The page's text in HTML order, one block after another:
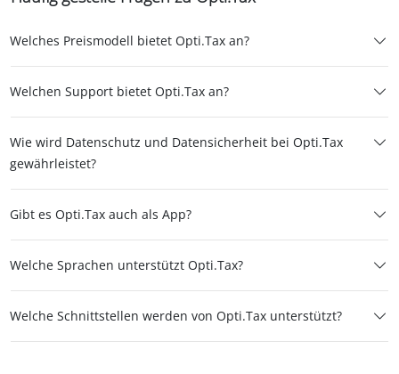
Welches Preismodell bietet Opti.Tax an?
Welchen Support bietet Opti.Tax an?
Wie wird Datenschutz und Datensicherheit bei Opti.Tax
gewährleistet?
Gibt es Opti.Tax auch als App?
Welche Sprachen unterstützt Opti.Tax?
Welche Schnittstellen werden von Opti.Tax unterstützt?